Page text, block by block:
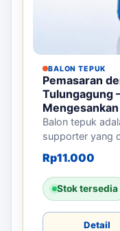
BALON TEPUK
Pemasaran
Tulungagung
Mengesankan
Balon tepuk
supporter yang
Rp11.000
Stok tersedia
Detail